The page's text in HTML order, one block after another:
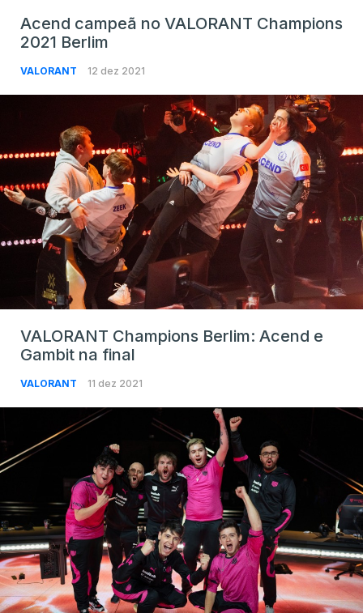
Acend campeã no VALORANT Champions
2021 Berlim
VALORANT 12 dez 2021
VALORANT Champions Berlim: Acend e
Gambit na final
VALORANT 11 dez 2021